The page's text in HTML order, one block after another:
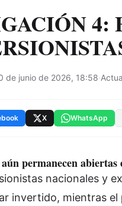
4:
de junio de 2026, 18:58·
X WhatsApp
permanecen
nacionales y
invertido, mientras